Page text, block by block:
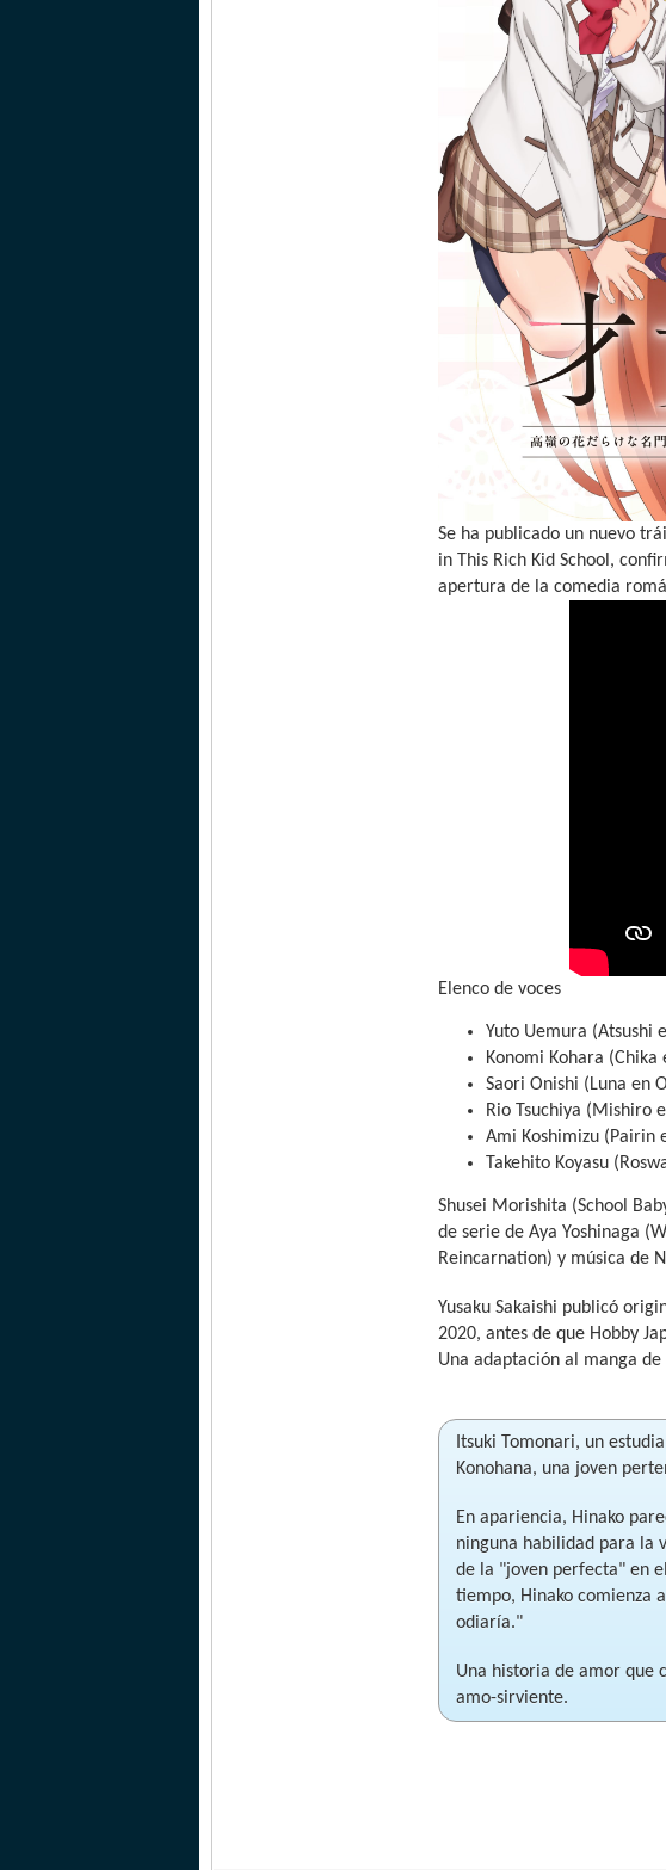
Se ha publicado un nuevo
in This Rich Kid School,
apertura de la comedia
Elenco de voces
Yuto Uemura (Atsushi
Konomi Kohara (Chika
Saori Onishi (Luna en
Rio Tsuchiya (Mishiro
Ami Koshimizu (Pairin
Takehito Koyasu
Shusei Morishita (School
de serie de Aya Yoshinaga
Reincarnation) y música de
Yusaku Sakaishi publicó
2020, antes de que Hobby
Una adaptación al manga
Itsuki Tomonari, un
Konohana, una joven
En apariencia, Hinako
ninguna habilidad para la
de la "joven perfecta" en
tiempo, Hinako comienza
odiaría."
Una historia de amor que
amo-sirviente.